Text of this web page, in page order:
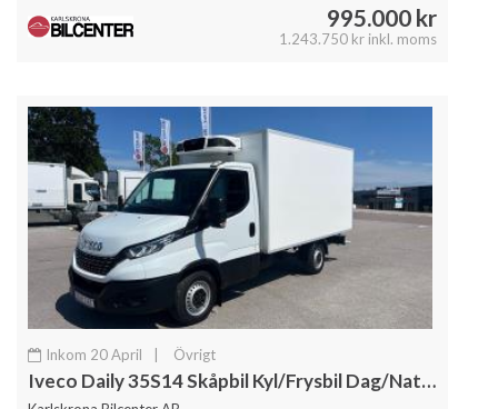
995.000 kr
1.243.750 kr inkl. moms
Inkom 20 April Övrigt
Iveco Daily 35S14 Skåpbil Kyl/Frysbil Dag/Nattkyla Z-Lift